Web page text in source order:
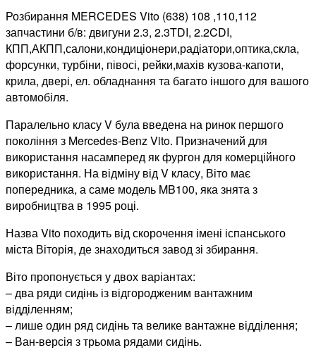
Розбирання MERCEDES Vito (638) 108 ,110,112
запчастини б/в: двигуни 2.3, 2.3TDI, 2.2CDI,
КПП,АКПП,салони,кондиціонери,радіатори,оптика,скла,
форсунки, турбіни, півосі, рейки,махів кузова-капоти,
крила, двері, ел. обладнання та багато іншого для вашого
автомобіля.
Паралельно класу V була введена на ринок першого
покоління з Mercedes-Benz Vito. Призначений для
використання насамперед як фургон для комерційного
використання. На відміну від V класу, Віто має
попередника, а саме модель MB100, яка знята з
виробництва в 1995 році.
Назва Vito походить від скорочення імені іспанського
міста Віторія, де знаходиться завод зі збирання.
Віто пропонується у двох варіантах:
– два ряди сидінь із відгородженим вантажним
відділенням;
– лише один ряд сидінь та велике вантажне відділення;
– Ван-версія з трьома рядами сидінь.